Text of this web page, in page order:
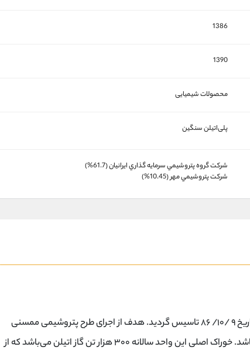
1386
1390
محصولات شیمیایی
پلی‌اتیلن سنگین
شركت گروه پتروشيمي سرمايه گذاري ايرانيان (61.7%)
شركت پتروشيمي مهر (10.45%)
شرکت پتروشیمی ممسنی سهام عام در تاریخ ۹ /۱۰/ ۸۶ تاسیس گردید. هدف از اجرای طرح پتروشیمی ممسنی
تولید ۳۰۰ هزار تن پلی اتیلن سنگین می‌باشد. خوراک اصلی این واحد سالانه ۳۰۰ هزار تن گاز اتیلن می‌باشد که از